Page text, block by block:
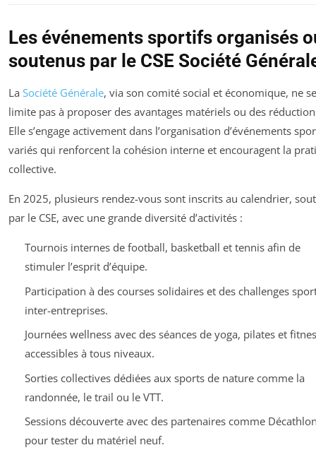
Les événements sportifs organisés
soutenus par le CSE Société
La Société Générale, via son comité social et économique, ne se
limite pas à proposer des avantages matériels ou des
Elle s’engage activement dans l’organisation d’événements
variés qui renforcent la cohésion interne et encouragent la
collective.
En 2025, plusieurs rendez-vous sont inscrits au calendrier,
par le CSE, avec une grande diversité d’activités :
Tournois internes de football, basketball et tennis afin de
stimuler l’esprit d’équipe.
Participation à des courses solidaires et des challenges
inter-entreprises.
Journées wellness avec des séances de yoga, pilates et
accessibles à tous niveaux.
Sorties collectives dédiées aux sports de nature comme la
randonnée, le trail ou le VTT.
Sessions découverte avec des partenaires comme
pour tester du matériel neuf.